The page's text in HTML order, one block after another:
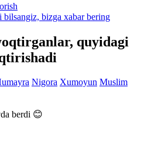
bilsangiz, bizga xabar bering
quyidagi
Nigora Xumoyun Muslim
berdi 😊